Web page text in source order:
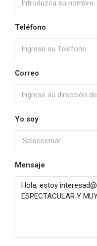
Teléfono
Correo
Yo soy
Seleccionar
Mensaje